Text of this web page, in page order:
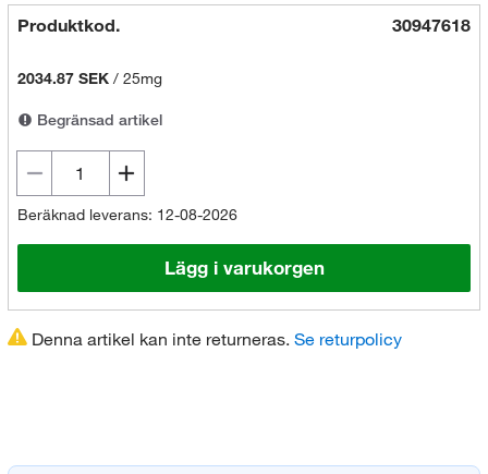
Produktkod. 30947618
2034.87 SEK/ 25mg
Begränsad artikel
Beräknad leverans: 12-08-2026
Lägg i varukorgen
Denna artikel kan inte returneras. Se returpolicy